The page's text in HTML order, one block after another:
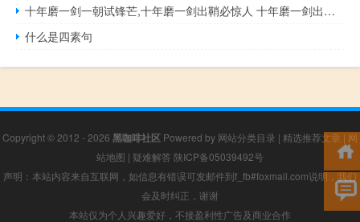
十年磨一剑一朝试锋芒,十年磨一剑出鞘必惊人 十年磨一剑出鞘必锋芒下一句
什么是四素句
Copyright © 2012 - 2026 黑咖啡社区 Powered by 网站分类目录 | 精选推荐文章 | 网
站地图 | 疑难解答 陕ICP备05039492号
声明：本站内容来自互联网，如信息有错误可发邮件到f_fb#foxmail.com说明，我们
会及时纠正，谢谢
本站仅为个人兴趣爱好，不接盈利性广告及商业合作